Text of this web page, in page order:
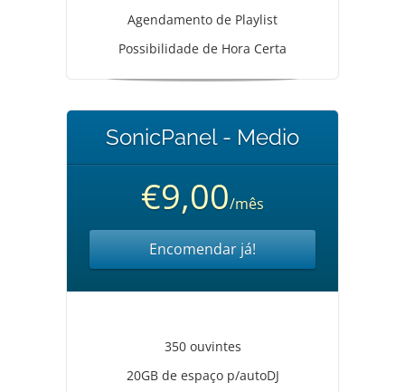
Agendamento de Playlist
Possibilidade de Hora Certa
SonicPanel - Medio
€9,00/mês
Encomendar já!
350 ouvintes
20GB de espaço p/autoDJ